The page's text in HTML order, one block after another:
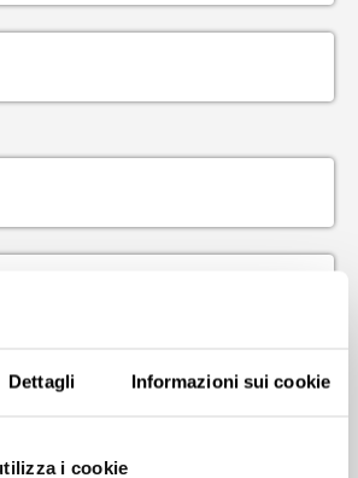
Dettagli Informazioni sui cookie
i cookie